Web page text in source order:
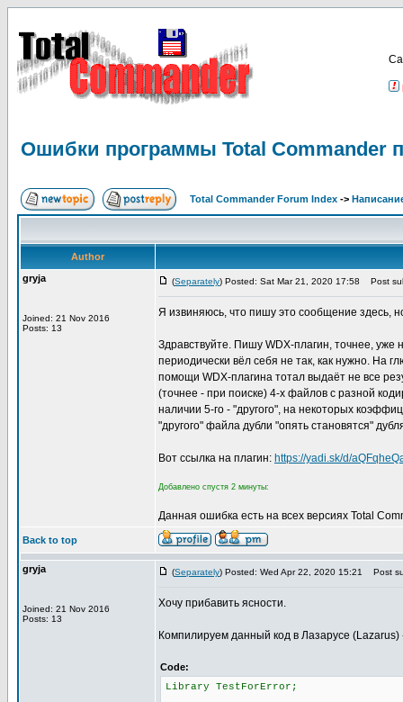
Ошибки программы Total Commander
Total Commander Forum Index ->
Author
gryja
Joined: 21 Nov 2016
Posts: 13
(Separately) Posted: Sat Mar 21, 2020 17:58 Post
Я извиняюсь, что пишу это сообщение здесь,
Здравствуйте. Пишу WDX-плагин, точнее, уже
периодически вёл себя не так, как нужно. На
помощи WDX-плагина тотал выдаёт не все
(точнее - при поиске) 4-х файлов с разной
наличии 5-го - "другого", на некоторых
"другого" файла дубли "опять становятся"
Вот ссылка на плагин: https://yadi.sk/d/
Добавлено спустя 2 минуты:
Данная ошибка есть на всех версиях Total
Back to top
gryja
Joined: 21 Nov 2016
Posts: 13
(Separately) Posted: Wed Apr 22, 2020 15:21 Post
Хочу прибавить ясности.
Компилируем данный код в Лазарусе (Lazarus)
Code:
Library TestForError;